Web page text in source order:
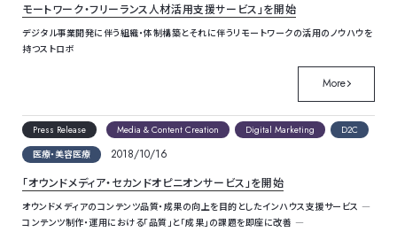
モートワーク・フリーランス人材活用支援サービス」を開始
デジタル事業開発に伴う組織・体制構築とそれに伴うリモートワークの活用のノウハウを
持つストロボ
More
Press Release Media & Content Creation Digital Marketing
D2C
医療・美容医療
2018/10/16
「オウンドメディア・セカンドオピニオンサービス」を開始
オウンドメディアのコンテンツ品質・成果の向上を目的としたインハウス支援サービス ―
コンテンツ制作・運用における「品質」と「成果」の課題を即座に改善 ―